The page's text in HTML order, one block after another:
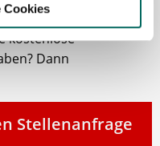
Cookies
oder
kostenlose
Dann
Stellenanfrage